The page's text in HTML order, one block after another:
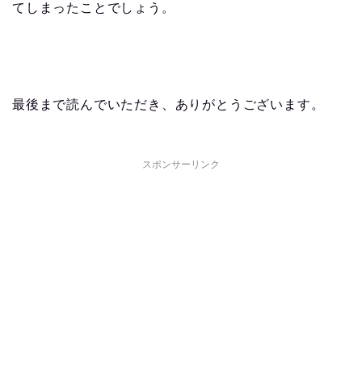
てしまったことでしょう。
最後まで読んでいただき、ありがとうございます。
スポンサーリンク